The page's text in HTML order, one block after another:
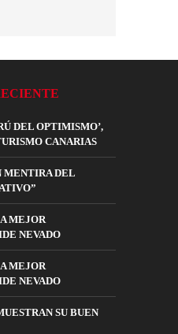
DEL OPTIMISMO’,
CANARIAS
MENTIRA DEL
MEJOR
NEVADO
MEJOR
NEVADO
SU BUEN